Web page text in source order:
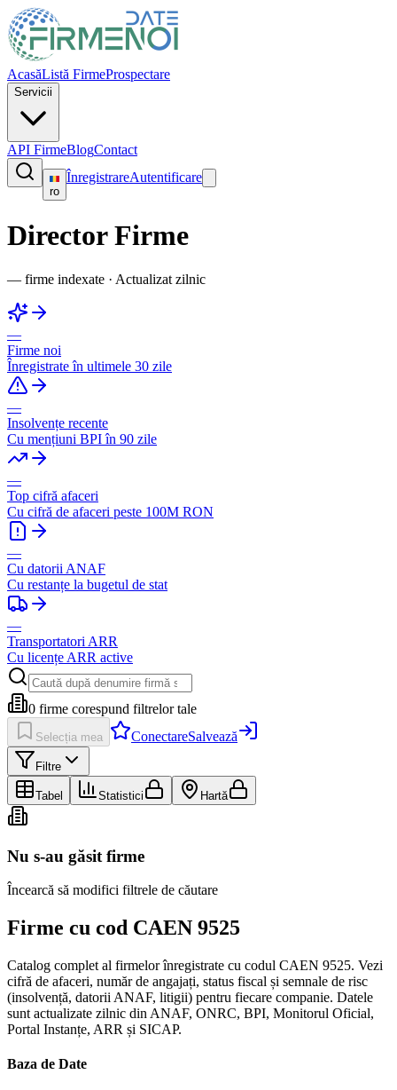
AcasăListă FirmeProspectare
Servicii
API FirmeBlogContact
ro
ÎnregistrareAutentificare
Director Firme
— firme indexate · Actualizat zilnic
—
Firme noi
Înregistrate în ultimele 30 zile
—
Insolvențe recente
Cu mențiuni BPI în 90 zile
—
Top cifră afaceri
Cu cifră de afaceri peste 100M RON
—
Cu datorii ANAF
Cu restanțe la bugetul de stat
—
Transportatori ARR
Cu licențe ARR active
0 firme corespund filtrelor tale
Selecția mea ConectareSalvează
Filtre
Tabel Statistici Hartă
Nu s-au găsit firme
Încearcă să modifici filtrele de căutare
Firme cu cod CAEN 9525
Catalog complet al firmelor înregistrate cu codul CAEN 9525. Vezi
cifră de afaceri, număr de angajați, status fiscal și semnale de risc
(insolvență, datorii ANAF, litigii) pentru fiecare companie. Datele
sunt actualizate zilnic din ANAF, ONRC, BPI, Monitorul Oficial,
Portal Instanțe, ARR și SICAP.
Baza de Date